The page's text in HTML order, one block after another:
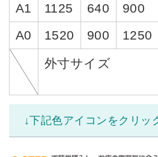
A1
1125 640 900
A0
1520 900 1250
外寸サイズ
↓下記色アイコンをクリッ